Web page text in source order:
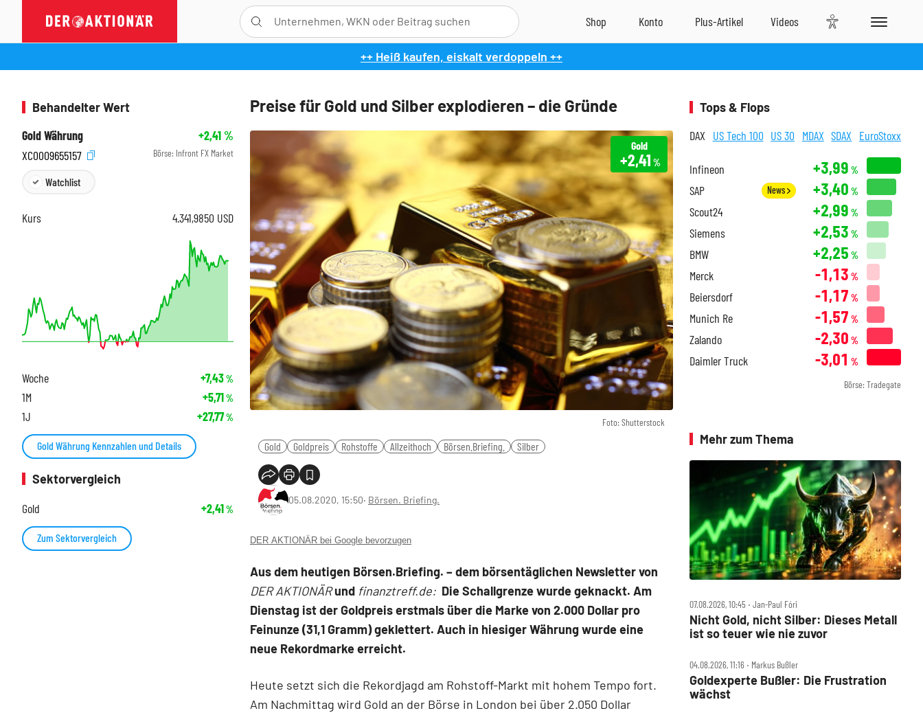
++ Heiß kaufen, eiskalt verdoppeln ++
Preise für Gold und Silber explodieren – die Gründe
Foto: Shutterstock
Gold
+2,41 %
Gold Goldpreis Rohstoffe Allzeithoch Börsen.Briefing. Silber
05.08.2020, 15:50‧ Börsen. Briefing.
DER AKTIONÄR bei Google bevorzugen
Aus dem heutigen Börsen.Briefing. – dem börsentäglichen Newsletter von
DER AKTIONÄRund finanztreff.de: Die Schallgrenze wurde geknackt. Am
Dienstag ist der Goldpreis erstmals über die Marke von 2.000 Dollar pro
Feinunze (31,1 Gramm) geklettert. Auch in hiesiger Währung wurde eine
neue Rekordmarke erreicht.
Heute setzt sich die Rekordjagd am Rohstoff-Markt mit hohem Tempo fort.
Am Nachmittag wird Gold an der Börse in London bei über 2.050 Dollar
Behandelter Wert
Gold Währung
+2,41%
XC0009655157
Börse: Infront FX Market
Watchlist
Kurs 4.341,9850 USD
Woche +7,43%
1M +5,71%
1J +27,77%
Gold Währung Kennzahlen und Details
Sektorvergleich
Gold
+2,41%
Zum Sektorvergleich
Tops & Flops
DAX US Tech 100 US 30 MDAX SDAX EuroStoxx
Infineon +3,99 %
SAP News +3,40 %
Scout24 +2,99 %
Siemens +2,53 %
BMW +2,25 %
Merck -1,13 %
Beiersdorf -1,17 %
Munich Re -1,57 %
Zalando -2,30 %
Daimler Truck -3,01 %
Börse: Tradegate
Mehr zum Thema
07.08.2026, 10:45 ‧ Jan-Paul Fóri
Nicht Gold, nicht Silber: Dieses Metall
ist so teuer wie nie zuvor
04.08.2026, 11:16 ‧ Markus Bußler
Goldexperte Bußler: Die Frustration
wächst